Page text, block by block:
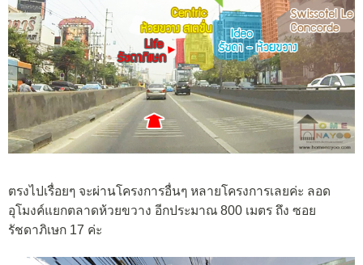
ตรงไปเรื่อยๆ จะผ่านโครงการอื่นๆ หลายโครงการเลยค่ะ ลอด
อุโมงค์แยกตลาดห้วยขวาง อีกประมาณ 800 เมตร ถึง ซอย
รัชดาภิเษก 17 ค่ะ